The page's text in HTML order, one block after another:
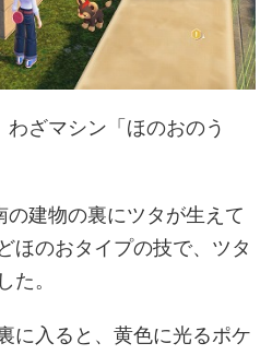
ざマシン「ほのおのう
建物の裏にツタが生えて
ほのおタイプの技で、ツタ
た。
に入ると、黄色に光るポケ